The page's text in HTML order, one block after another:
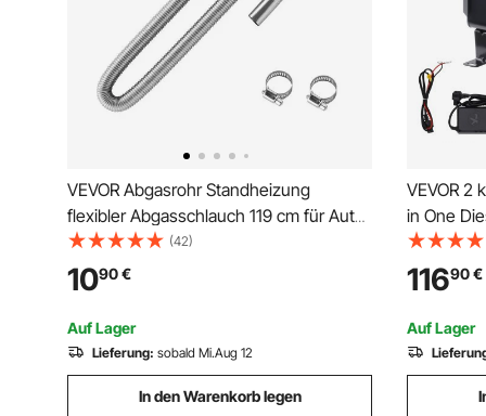
VEVOR Abgasrohr Standheizung
flexibler Abgasschlauch 119 cm für Auto-
Dieselheizung mit 2 Klemmen, Edelstahl
Auspuffrohr mit Φ 25 mm Querschnitt
für 2 kW / 5 kW / 8 kW Dieselheizungen
Lufterhitzer
(42)
1090€
Auf Lager
Lieferung: sobald Mi.Aug 12
In den Warenkorb legen
VEVOR 2
in One
CO-
vertikale
11690€
Auf Lager